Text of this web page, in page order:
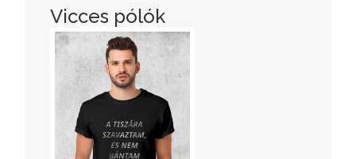
Vicces pólók